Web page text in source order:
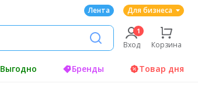
Лента Для бизнеса
Вход Корзина
Выгодно Бренды Товар дня